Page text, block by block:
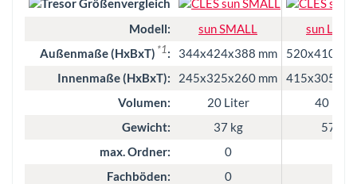
Modell:
Außenmaße (HxBxT) *1 :
Innenmaße (HxBxT):
Volumen:
Gewicht:
max. Ordner:
Fachböden:
sun SMALL
sun
344x424x388 mm
245x325x260 mm
20 Liter
40 Liter
37 kg
57 kg
0
0